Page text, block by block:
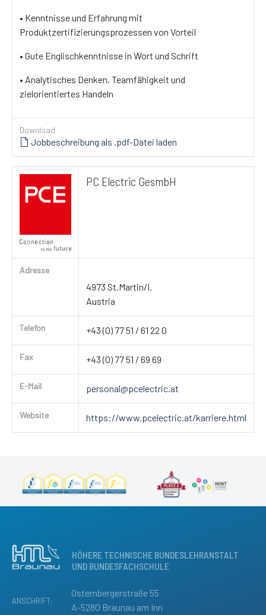
• Kenntnisse und Erfahrung mit
Produktzertifizierungsprozessen von Vorteil
• Gute Englischkenntnisse in Wort und Schrift
• Analytisches Denken, Teamfähigkeit und
zielorientiertes Handeln
Download
Jobbeschreibung als .pdf-Datei laden
PC Electric GesmbH
Adresse
4973 St.Martin/I.
Austria
Telefon +43 (0) 77 51 / 61 22 0
Fax +43 (0) 77 51 / 69 69
E-Mail personal@pcelectric.at
Website https://www.pcelectric.at/karriere.html
HÖHERE TECHNISCHE BUNDESLEHRANSTALT
UND BUNDESFACHSCHULE
ANSCHRIFT:
Osternbergerstraße 55
A-5280 Braunau am Inn